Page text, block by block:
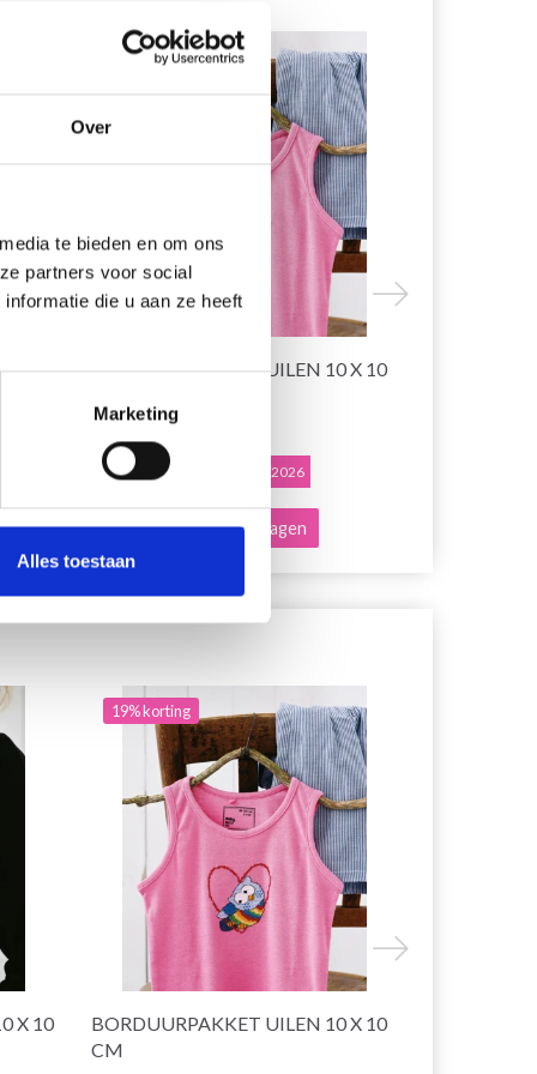
Over
te bieden en om ons
partners voor social
die u aan ze heeft
Marketing
Alles toestaan
X 10
19% korting
BORDUURPAKKET UILEN 10 X 10
EUR 10.15
Aanbieding verloopt 12/08/2026
Voeg toe aan winkelwagen
X 10
19% korting
BORDUURPAKKET UILEN 10 X 10
CM